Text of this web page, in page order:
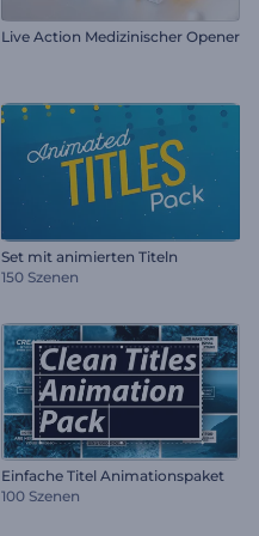
Live Action Medizinischer Opener
Set mit animierten Titeln
150 Szenen
Einfache Titel Animationspaket
100 Szenen